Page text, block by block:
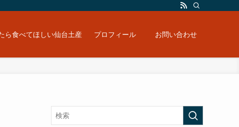
ら食べてほしい仙台土産 プロフィール お問い合わせ